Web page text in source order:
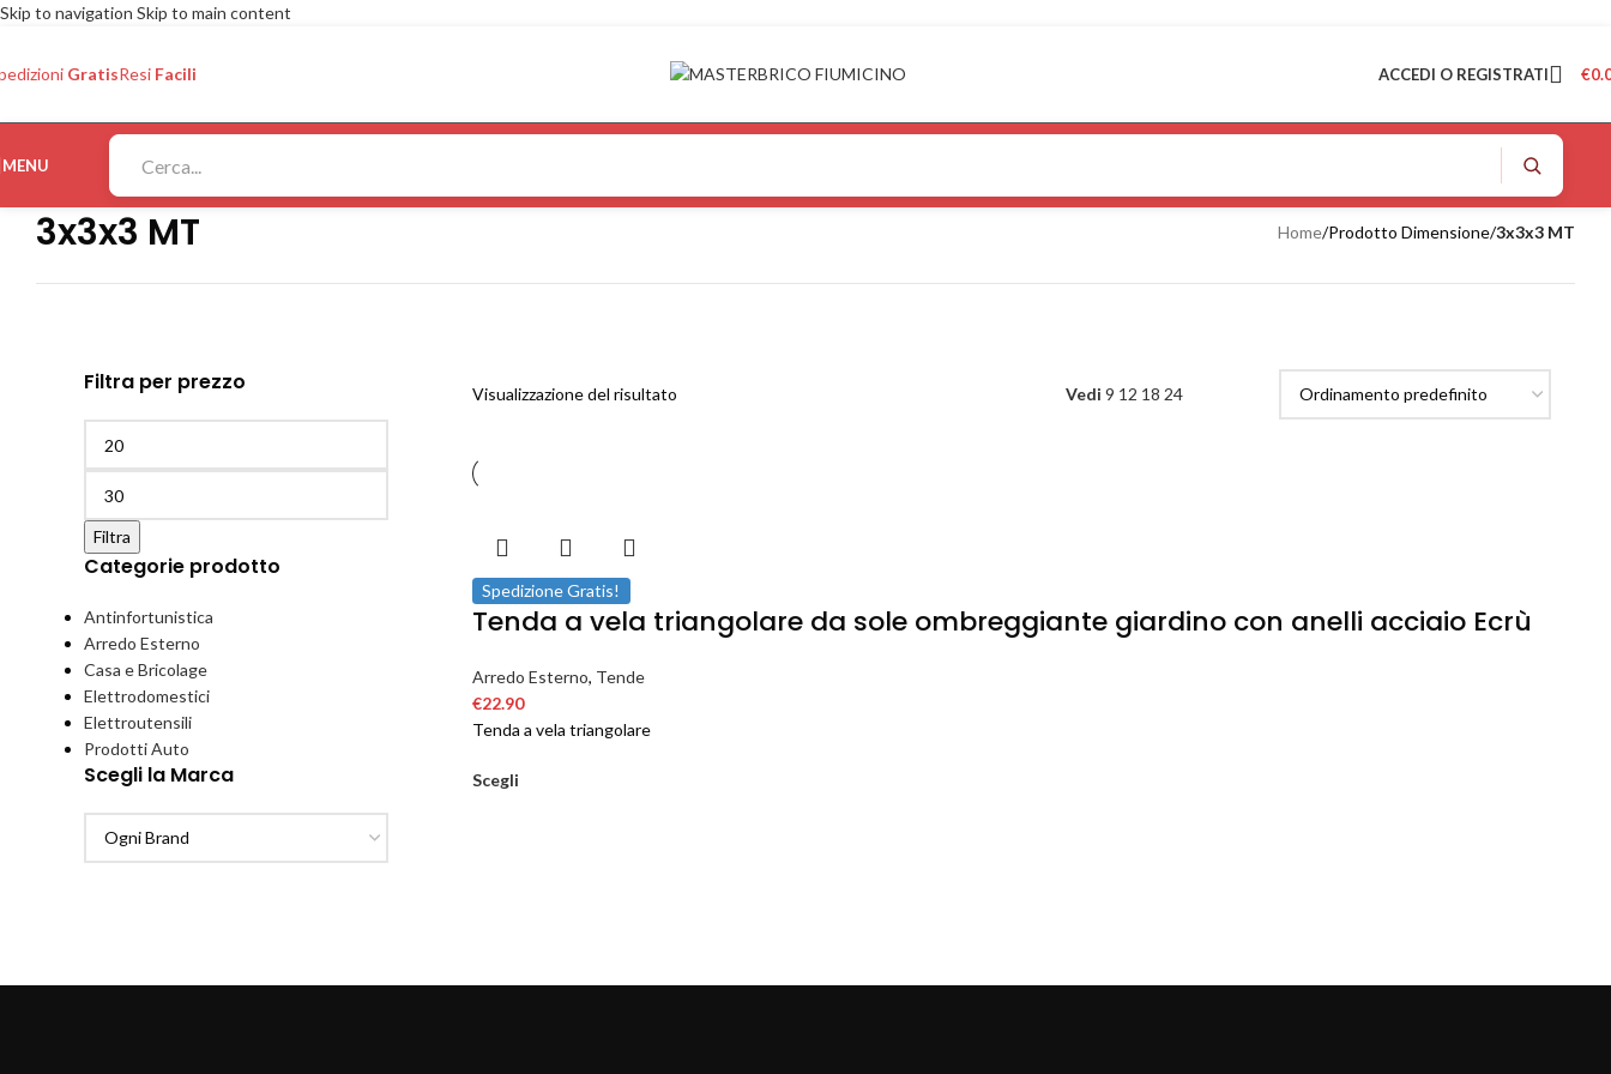
Skip to navigation Skip to main content
GratisResi Facili ACCEDI O REGISTRATI €
MENU
3x3x3 MT Home/Prodotto Dimensione/3x3x3 MT
Filtra per prezzo
Filtra
Categorie prodotto
Antinfortunistica
Arredo Esterno
Casa e Bricolage
Elettrodomestici
Elettroutensili
Prodotti Auto
Scegli la Marca
Visualizzazione del risultato Vedi 9 12 18 24
Spedizione Gratis!
Tenda a vela triangolare da sole ombreggiante giardino con anelli acciaio Ecrù
Arredo Esterno, Tende
€22.90
Tenda a vela triangolare
Scegli